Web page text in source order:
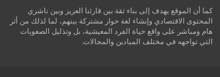
كما أن الموقع يهدف إلى بناء ثقة بين قارئنا العزيز وبين ناشري
المحتوى الاقتصادي وإنشاء لغة حوار مشتركة بينهم، لما لذلك من أثر
هام ومباشر على واقع حياة الفرد المعيشية، بل وتذليل الصعوبات
التي تواجهه في مختلف الميادين والمجالات.